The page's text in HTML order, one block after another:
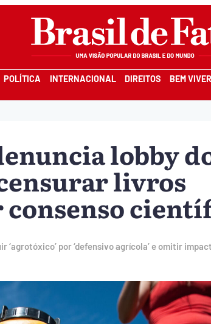
POLÍTICA INTERNACIONAL DIREITOS BEM VIVER
lobby
livros
por ‘defensivo agrícola’ e omitir